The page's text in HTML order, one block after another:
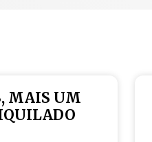
MAIS UM